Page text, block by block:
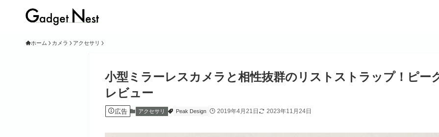
ホーム カメラ アクセサリ
小型ミラーレスカメラと相性抜群のリストストラップ！ピー
レビュー
広告 アクセサリ Peak Design 2019年4月21日 2023年11月24日